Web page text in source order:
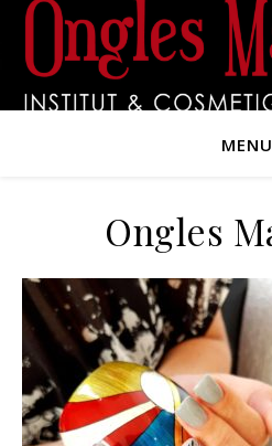
MENU
Ongles